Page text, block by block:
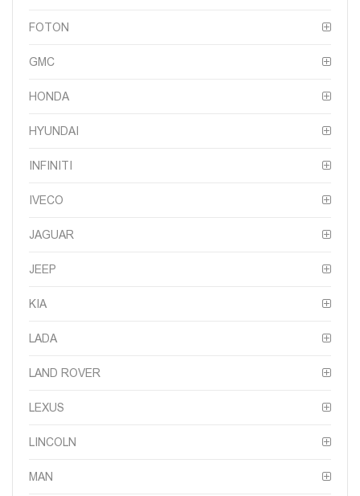
FOTON
GMC
HONDA
HYUNDAI
INFINITI
IVECO
JAGUAR
JEEP
KIA
LADA
LAND ROVER
LEXUS
LINCOLN
MAN